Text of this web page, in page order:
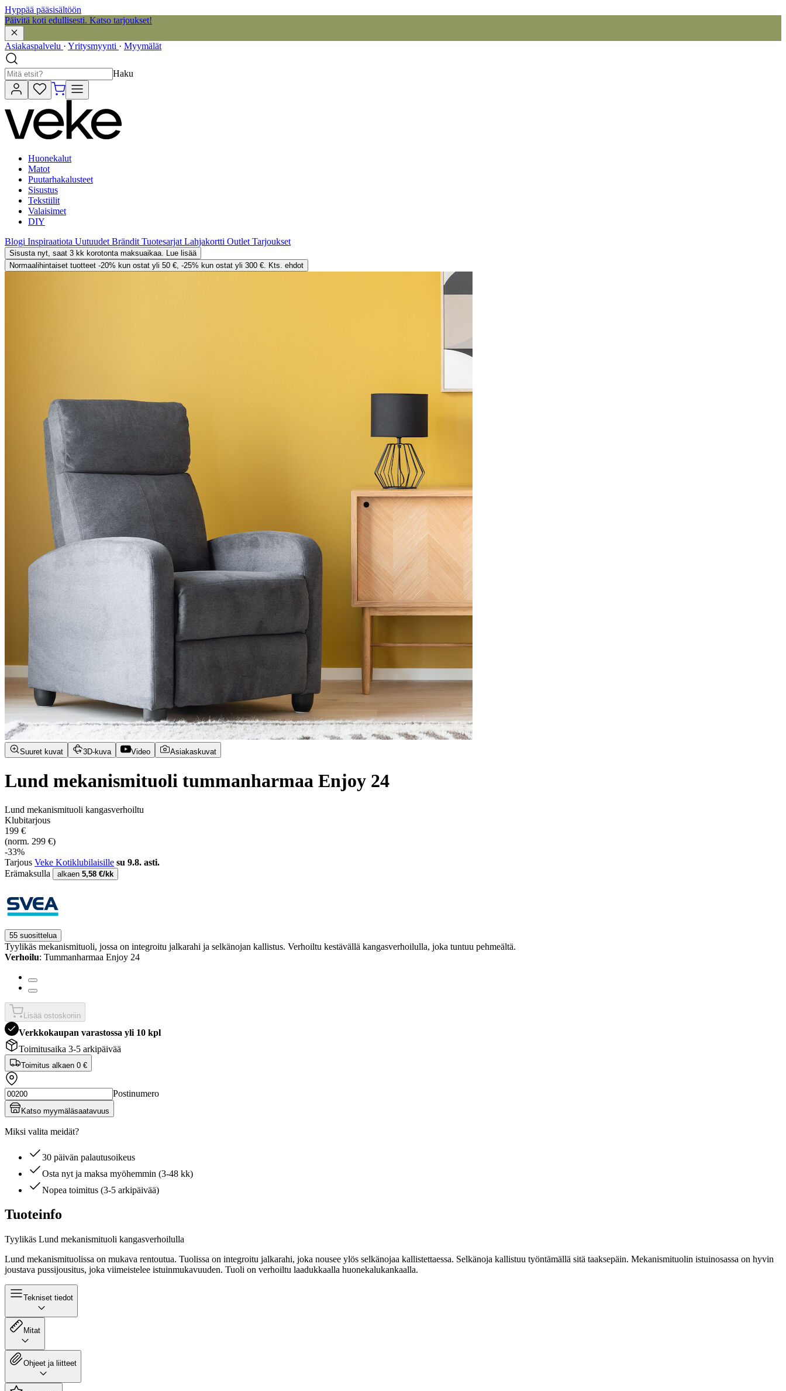
Hyppää pääsisältöön
Päivitä koti edullisesti. Katso tarjoukset!
Asiakaspalvelu · Yritysmyynti · Myymälät
Haku
Huonekalut
Matot
Puutarhakalusteet
Sisustus
Tekstiilit
Valaisimet
DIY
Blogi Inspiraatiota Uutuudet Brändit Tuotesarjat Lahjakortti Outlet Tarjoukset
Sisusta nyt, saat 3 kk korotonta maksuaikaa. Lue lisää
Normaalihintaiset tuotteet -20% kun ostat yli 50 €, -25% kun ostat yli 300 €. Kts. ehdot
Suuret kuvat 3D-kuva Video Asiakaskuvat
Lund mekanismituoli tummanharmaa Enjoy 24
Lund mekanismituoli kangasverhoiltu
Klubitarjous
199 €
(norm. 299 €)
-33%
Tarjous Veke Kotiklubilaisille su 9.8. asti.
Erämaksulla
alkaen 5,58 €/kk
55 suosittelua
Tyylikäs mekanismituoli, jossa on integroitu jalkarahi ja selkänojan kallistus. Verhoiltu kestävällä kangasverhoilulla, joka tuntuu pehmeältä.
Verhoilu: Tummanharmaa Enjoy 24
Lisää ostoskoriin
Verkkokaupan varastossa yli 10 kpl
Toimitusaika 3-5 arkipäivää
Toimitus alkaen 0 €
Postinumero
Katso myymäläsaatavuus
Miksi valita meidät?
30 päivän palautusoikeus
Osta nyt ja maksa myöhemmin (3-48 kk)
Nopea toimitus (3-5 arkipäivää)
Tuoteinfo
Tyylikäs Lund mekanismituoli kangasverhoilulla
Lund mekanismituolissa on mukava rentoutua. Tuolissa on integroitu jalkarahi, joka nousee ylös selkänojaa kallistettaessa. Selkänoja kallistuu työntämällä sitä taaksepäin. Mekanismituolin istuinosassa on hyvin
joustava pussijousitus, joka viimeistelee istuinmukavuuden. Tuoli on verhoiltu laadukkaalla huonekalukankaalla.
Tekniset tiedot
Mitat
Ohjeet ja liitteet